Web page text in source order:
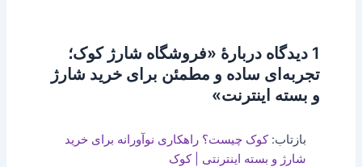
1 دیدگاه دربارهٔ «فروشگاه شارژ کوک؛
تجربه‌ای ساده و مطمئن برای خرید شارژ
و بسته اینترنت»
بازتاب:کوک چیست؟ راهکاری نوآورانه برای خرید
شارژ و بسته اینترنتی | کوک